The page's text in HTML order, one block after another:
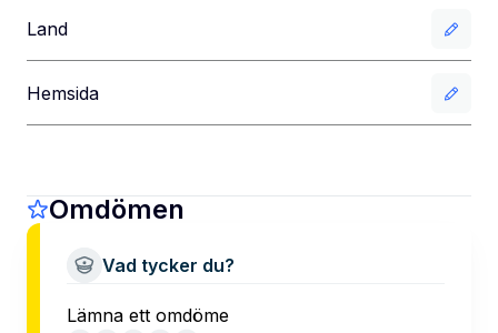
Land
Hemsida
Omdömen
Vad tycker du?
Lämna ett omdöme